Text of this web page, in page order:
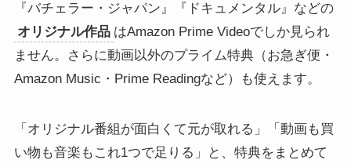
『バチェラー・ジャパン』『ドキュメンタル』などの
オリジナル作品 はAmazon Prime Videoでしか見られ
ません。さらに動画以外のプライム特典（お急ぎ便・
Amazon Music・Prime Readingなど）も使えます。
「オリジナル番組が面白くて元が取れる」「動画も買
い物も音楽もこれ1つで足りる」と、特典をまとめて